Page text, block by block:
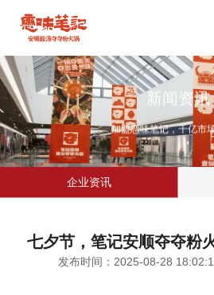
新闻资讯
加盟恋味笔记，千亿市
品牌介绍
门店展示
招商加盟
新闻资讯
企业资讯
七夕节，笔记安顺夺夺粉
发布时间：2025-08-28